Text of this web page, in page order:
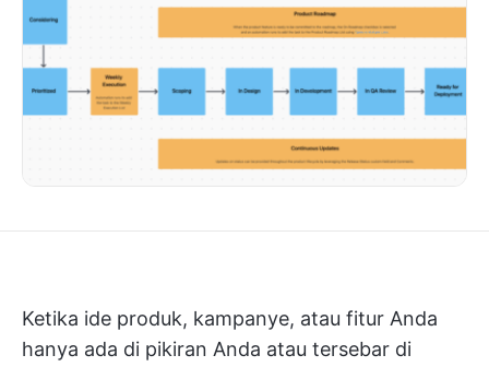
Ketika ide produk, kampanye, atau fitur Anda
hanya ada di pikiran Anda atau tersebar di